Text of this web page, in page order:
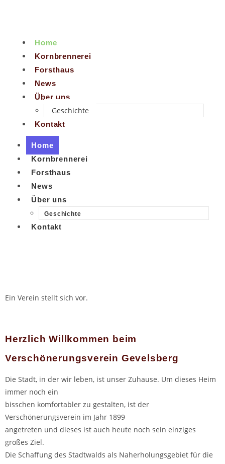
Home
Kornbrennerei
Forsthaus
News
Über uns
Geschichte
Kontakt
Home
Kornbrennerei
Forsthaus
News
Über uns
Geschichte
Kontakt
Ein Verein stellt sich vor.
Herzlich Willkommen beim
Verschönerungsverein Gevelsberg
Die Stadt, in der wir leben, ist unser Zuhause. Um dieses Heim
immer noch ein
bisschen komfortabler zu gestalten, ist der
Verschönerungsverein im Jahr 1899
angetreten und dieses ist auch heute noch sein einziges
großes Ziel.
Die Schaffung des Stadtwalds als Naherholungsgebiet für die